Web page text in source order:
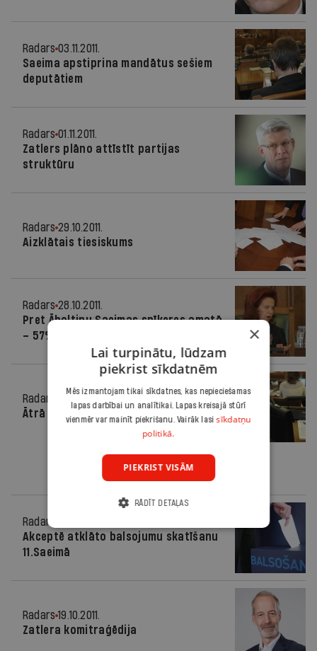
Radars 03.11.2011.
Saeima apstiprina mandātus sešiem
deputātiem
Radars 01.11.2011.
Zatlers plāno attīstīt partijas
struktūru
Radars 29.10.2011.
Aizklātais tiesiskums
Radars 28.10.2011.
Pret Āboltiņu Saeimas spīkeres amatā
– 57% iedzīvotāju
Radars
Ātrā apskaidrība
Radars
Akceptē atklāto balsojumu skatīšanu
11.Saeimā
Radars 19.10.2011.
Zatlera komitraģēdija
×
Lai turpinātu, lūdzam
piekrist sīkdatnēm
Mēs izmantojam tikai sīkdatnes, kas nepieciešamas
lapas darbībai un analītikai. Lapas kreisajā stūrī
vienmēr var mainīt piekrišanu. Vairāk lasisīkdatņu
politikā.
PIEKRIST VISĀM
RĀDĪT DETAĻAS